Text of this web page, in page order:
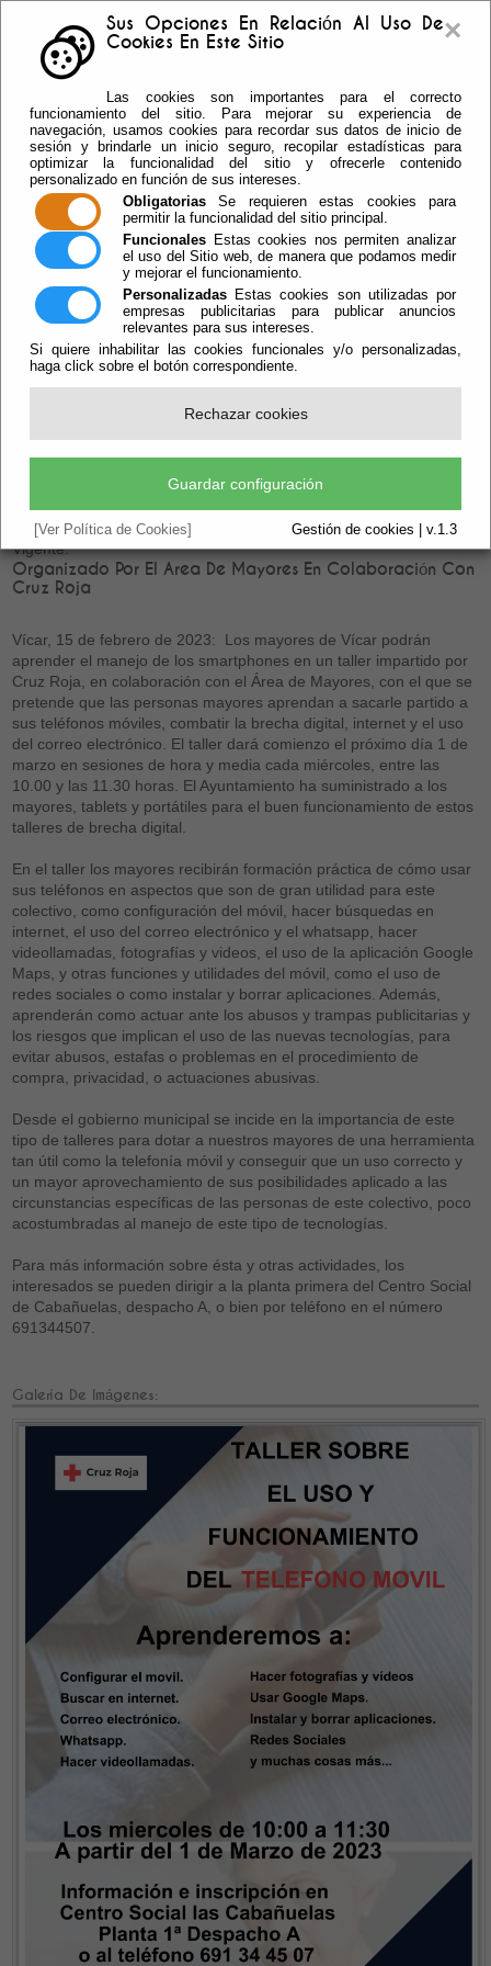
×
Sus Opciones En Relación Al Uso De
Cookies En Este Sitio
Las cookies son importantes para el correcto
funcionamiento del sitio. Para mejorar su experiencia de
navegación, usamos cookies para recordar sus datos de inicio de
sesión y brindarle un inicio seguro, recopilar estadísticas para
optimizar la funcionalidad del sitio y ofrecerle contenido
personalizado en función de sus intereses.
Obligatorias Se requieren estas cookies para
permitir la funcionalidad del sitio principal.
Funcionales Estas cookies nos permiten analizar
el uso del Sitio web, de manera que podamos medir
y mejorar el funcionamiento.
Personalizadas Estas cookies son utilizadas por
empresas publicitarias para publicar anuncios
relevantes para sus intereses.
Si quiere inhabilitar las cookies funcionales y/o personalizadas,
haga click sobre el botón correspondiente.
Rechazar cookies
Guardar configuración
[Ver Política de Cookies] Gestión de cookies | v.1.3
Telf: 950.55.30.69 -
950.55.36.37 Fax: 950.55.35.41
Escuchar
Los Mayores De Vícar Tendrán Un
Taller Para Aprender A Usar El
Teléfono Móvil
Vigente.
Organizado Por El Area De Mayores En Colaboración Con
Cruz Roja
Vícar, 15 de febrero de 2023: Los mayores de Vícar podrán
aprender el manejo de los smartphones en un taller impartido por
Cruz Roja, en colaboración con el Área de Mayores, con el que se
pretende que las personas mayores aprendan a sacarle partido a
sus teléfonos móviles, combatir la brecha digital, internet y el uso
del correo electrónico. El taller dará comienzo el próximo día 1 de
marzo en sesiones de hora y media cada miércoles, entre las
10.00 y las 11.30 horas. El Ayuntamiento ha suministrado a los
mayores, tablets y portátiles para el buen funcionamiento de estos
talleres de brecha digital.
En el taller los mayores recibirán formación práctica de cómo usar
sus teléfonos en aspectos que son de gran utilidad para este
colectivo, como configuración del móvil, hacer búsquedas en
internet, el uso del correo electrónico y el whatsapp, hacer
videollamadas, fotografías y videos, el uso de la aplicación Google
Maps, y otras funciones y utilidades del móvil, como el uso de
redes sociales o como instalar y borrar aplicaciones. Además,
aprenderán como actuar ante los abusos y trampas publicitarias y
los riesgos que implican el uso de las nuevas tecnologías, para
evitar abusos, estafas o problemas en el procedimiento de
compra, privacidad, o actuaciones abusivas.
Desde el gobierno municipal se incide en la importancia de este
tipo de talleres para dotar a nuestros mayores de una herramienta
tan útil como la telefonía móvil y conseguir que un uso correcto y
un mayor aprovechamiento de sus posibilidades aplicado a las
circunstancias específicas de las personas de este colectivo, poco
acostumbradas al manejo de este tipo de tecnologías.
Para más información sobre ésta y otras actividades, los
interesados se pueden dirigir a la planta primera del Centro Social
de Cabañuelas, despacho A, o bien por teléfono en el número
691344507.
Galería De Imágenes: